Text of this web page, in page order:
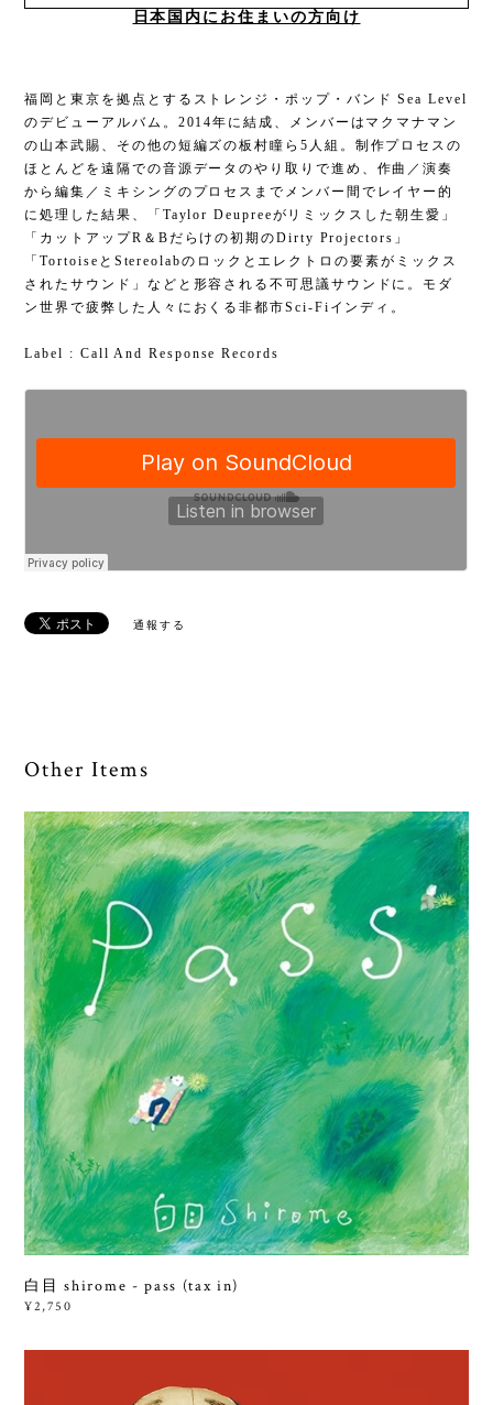
日本国内にお住まいの方向け
福岡と東京を拠点とするストレンジ・ポップ・バンド Sea Level
のデビューアルバム。2014年に結成、メンバーはマクマナマン
の山本武賜、その他の短編ズの板村瞳ら5人組。制作プロセスの
ほとんどを遠隔での音源データのやり取りで進め、作曲／演奏
から編集／ミキシングのプロセスまでメンバー間でレイヤー的
に処理した結果、「Taylor Deupreeがリミックスした朝生愛」
「カットアップR＆Bだらけの初期のDirty Projectors」
「TortoiseとStereolabのロックとエレクトロの要素がミックス
されたサウンド」などと形容される不可思議サウンドに。モダ
ン世界で疲弊した人々におくる非都市Sci-Fiインディ。
Label : Call And Response Records
通報する
Other Items
白目 shirome - pass (tax in)
¥2,750